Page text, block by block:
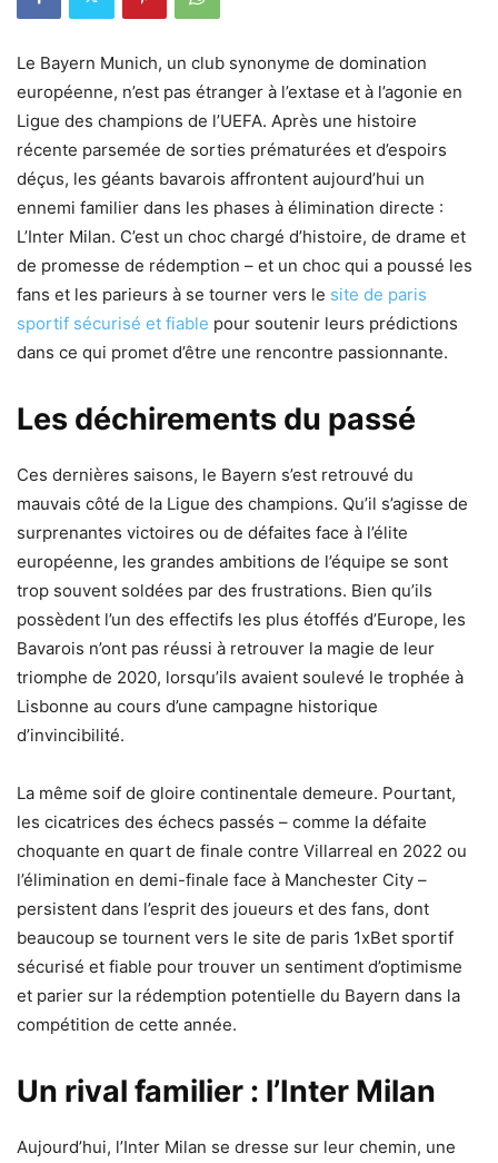
Le Bayern Munich, un club synonyme de domination
européenne, n’est pas étranger à l’extase et à l’agonie en
Ligue des champions de l’UEFA. Après une histoire
récente parsemée de sorties prématurées et d’espoirs
déçus, les géants bavarois affrontent aujourd’hui un
ennemi familier dans les phases à élimination directe :
L’Inter Milan. C’est un choc chargé d’histoire, de drame et
de promesse de rédemption – et un choc qui a poussé les
fans et les parieurs à se tourner vers le site de paris
sportif sécurisé et fiable pour soutenir leurs prédictions
dans ce qui promet d’être une rencontre passionnante.
Les déchirements du passé
Ces dernières saisons, le Bayern s’est retrouvé du
mauvais côté de la Ligue des champions. Qu’il s’agisse de
surprenantes victoires ou de défaites face à l’élite
européenne, les grandes ambitions de l’équipe se sont
trop souvent soldées par des frustrations. Bien qu’ils
possèdent l’un des effectifs les plus étoffés d’Europe, les
Bavarois n’ont pas réussi à retrouver la magie de leur
triomphe de 2020, lorsqu’ils avaient soulevé le trophée à
Lisbonne au cours d’une campagne historique
d’invincibilité.
La même soif de gloire continentale demeure. Pourtant,
les cicatrices des échecs passés – comme la défaite
choquante en quart de finale contre Villarreal en 2022 ou
l’élimination en demi-finale face à Manchester City –
persistent dans l’esprit des joueurs et des fans, dont
beaucoup se tournent vers le site de paris 1xBet sportif
sécurisé et fiable pour trouver un sentiment d’optimisme
et parier sur la rédemption potentielle du Bayern dans la
compétition de cette année.
Un rival familier : l’Inter Milan
Aujourd’hui, l’Inter Milan se dresse sur leur chemin, une